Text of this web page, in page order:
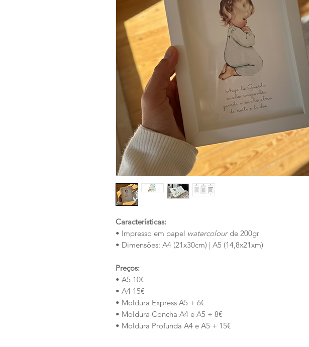
Características:
• Impresso em papel watercolourde 200gr
• Dimensões: A4 (21x30cm) | A5 (14,8x21xm)
Preços:
• A5 10€
• A4 15€
• Moldura Express A5 + 6€
• Moldura Concha A4 e A5 + 8€
• Moldura Profunda A4 e A5 + 15€